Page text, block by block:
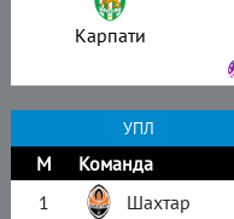
Карпати
УПЛ
М Команда
1
Шахтар